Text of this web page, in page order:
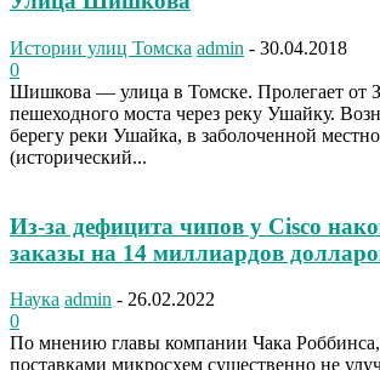
Истории улиц Томска admin - 30.04.2018
0
Шишкова — улица в Томске. Пролегает от
пешеходного моста через реку Ушайку.
берегу реки Ушайка, в заболоченной
(исторический...
Из-за дефицита чипов у Cisco
заказы на 14 миллиардов
Наука admin - 26.02.2022
0
По мнению главы компании Чака Роббинса,
поставками микросхем существенно не